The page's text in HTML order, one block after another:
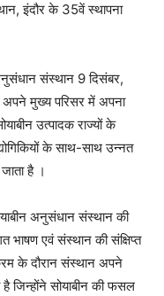
इंदौर के 35वें स्थापना
संस्थान 9 दिसंबर,
मुख्य परिसर में अपना
उत्पादक राज्यों के
के साथ-साथ उन्नत
है ।
अनुसंधान संस्थान की
भाषण एवं संस्थान की संक्षिप्त
के दौरान संस्थान अपने
है जिन्होंने सोयाबीन की फसल